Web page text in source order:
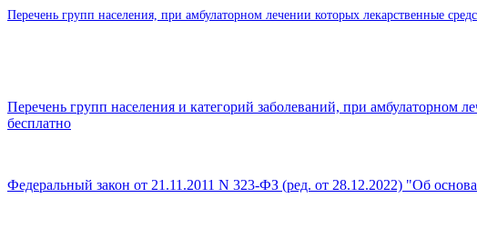
Перечень групп населения, при амбулаторном лечении которых лекарственные
Перечень групп населения и категорий заболеваний, при амбулаторном
бесплатно
Федеральный закон от 21.11.2011 N 323-ФЗ (ред. от 28.12.2022) "Об